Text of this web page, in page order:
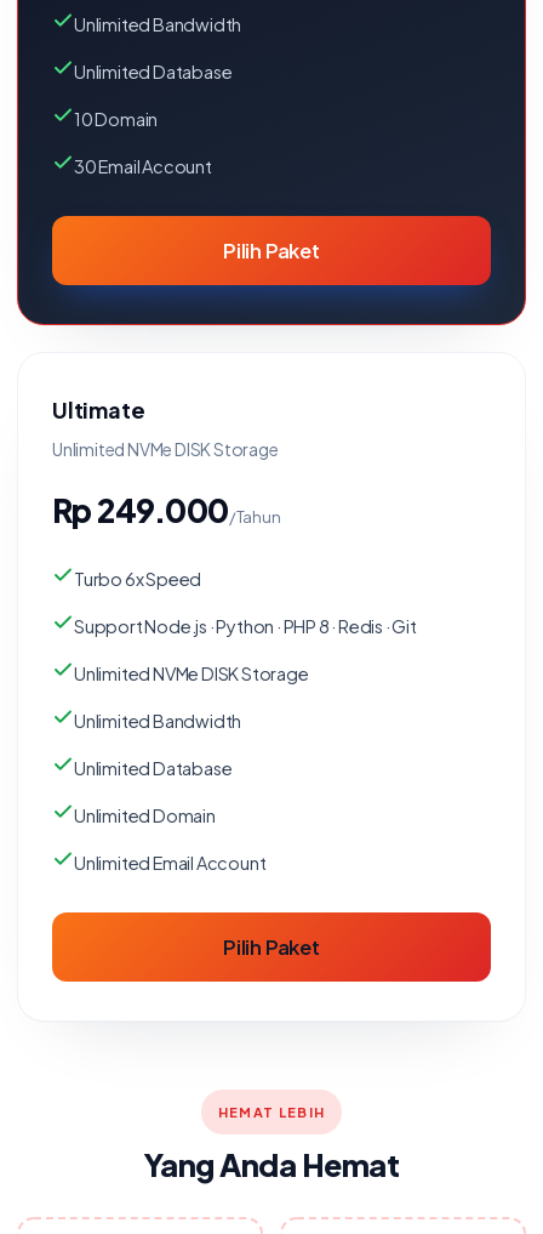
Unlimited Bandwidth
Unlimited Database
10 Domain
30 Email Account
Pilih Paket
Ultimate
Unlimited NVMe DISK Storage
Rp 249.000/Tahun
Turbo 6x Speed
Support Node.js · Python · PHP 8 · Redis · Git
Unlimited NVMe DISK Storage
Unlimited Bandwidth
Unlimited Database
Unlimited Domain
Unlimited Email Account
Pilih Paket
HEMAT LEBIH
Yang Anda Hemat